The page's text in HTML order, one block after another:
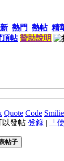
熱門 熱帖 精
頂帖 贊助說明
Quote Code
以發帖 登錄 | 「
帖子